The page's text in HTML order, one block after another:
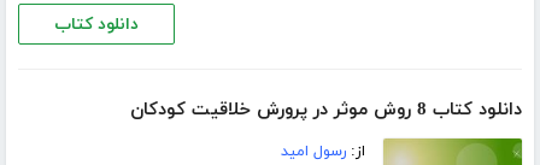
دانلود کتاب
دانلود کتاب 8 روش موثر در پرورش خلاقیت کودکان
از:رسول امید